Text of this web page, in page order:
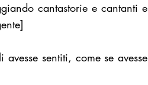
cantastorie e cantanti e
sentiti, come se avesse